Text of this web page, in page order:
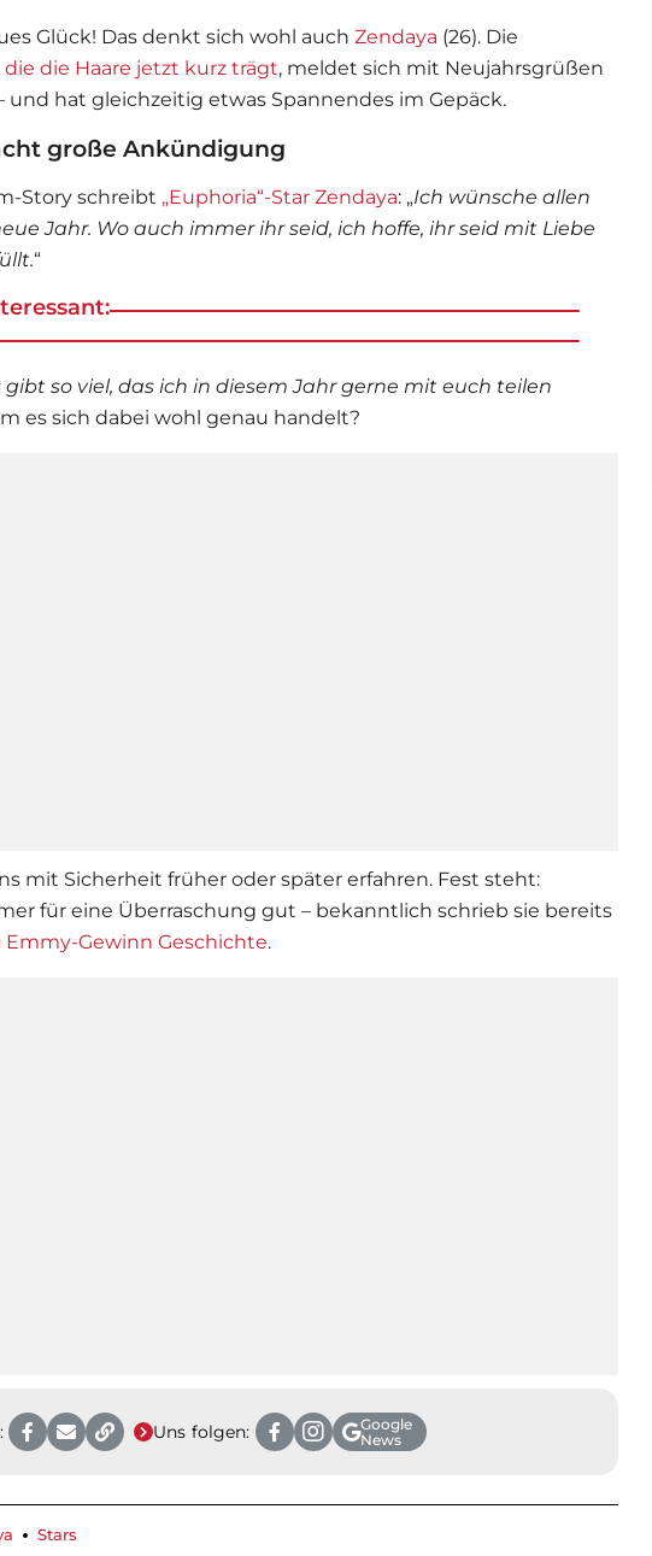
Glück! Das denkt sich wohl auch Zendaya (26). Die
die die Haare jetzt kurz trägt, meldet sich mit Neujahrsgrüßen
und hat gleichzeitig etwas Spannendes im Gepäck.
große Ankündigung
Story schreibt „Euphoria“-Star Zendaya: „Ich wünsche allen
Jahr. Wo auch immer ihr seid, ich hoffe, ihr seid mit Liebe
“
gibt so viel, das ich in diesem Jahr gerne mit euch teilen
es sich dabei wohl genau handelt?
mit Sicherheit früher oder später erfahren. Fest steht:
für eine Überraschung gut – bekanntlich schrieb sie bereits
Gewinn Geschichte.
Uns folgen:
Google
News
Stars